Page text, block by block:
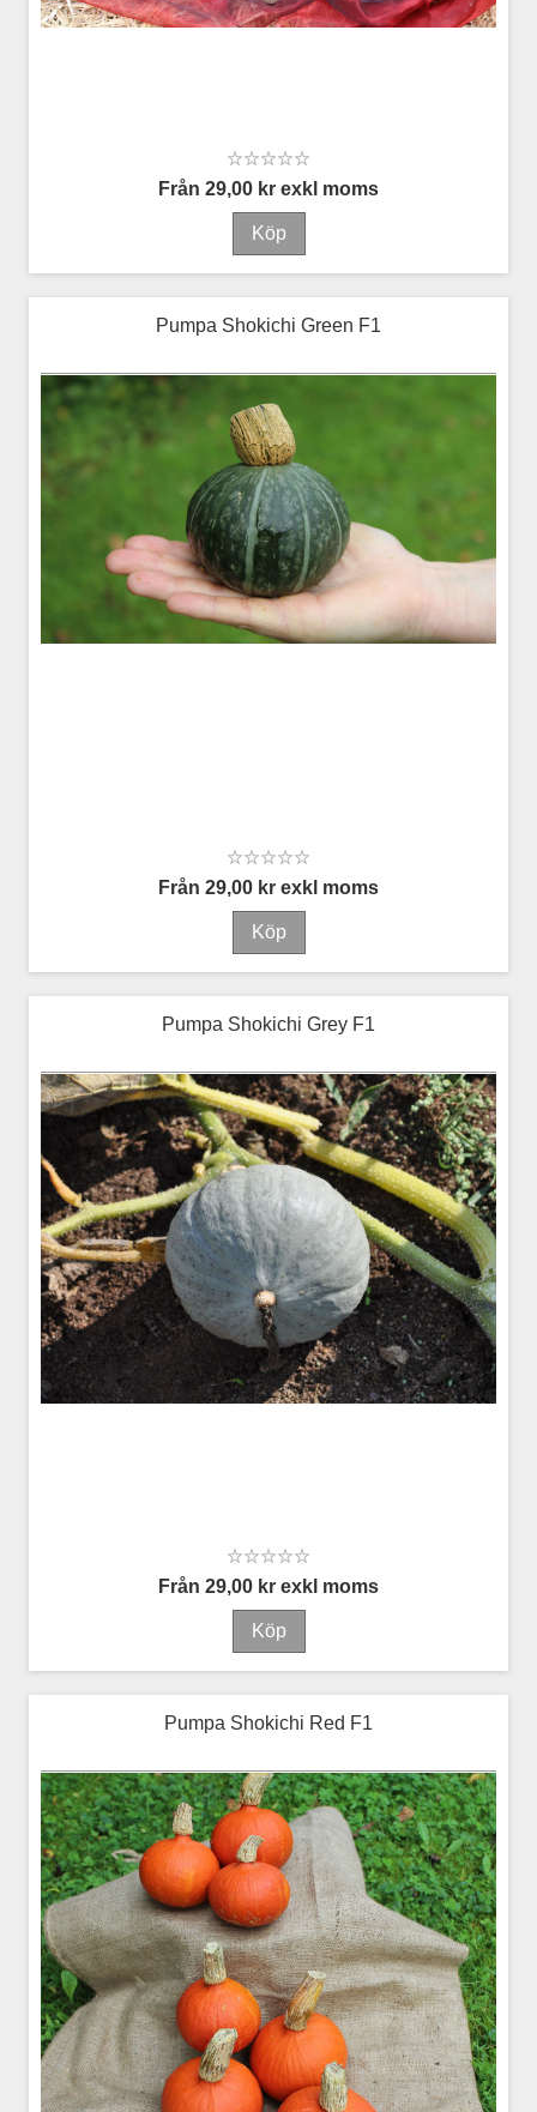
Från 29,00 kr exkl moms
Pumpa Shokichi Green F1
Från 29,00 kr exkl moms
Pumpa Shokichi Grey F1
Från 29,00 kr exkl moms
Pumpa Shokichi Red F1